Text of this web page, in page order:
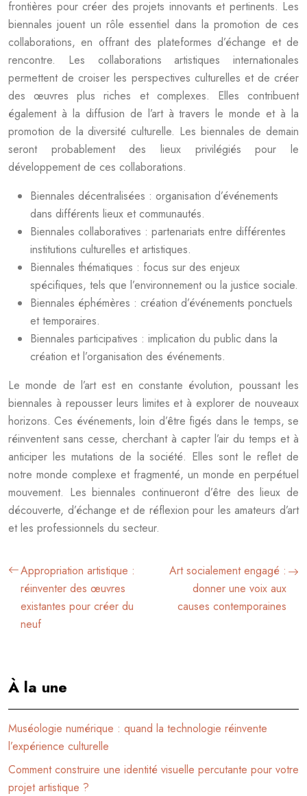
frontières pour créer des projets innovants et pertinents. Les
biennales jouent un rôle essentiel dans la promotion de ces
collaborations, en offrant des plateformes d’échange et de
rencontre. Les collaborations artistiques internationales
permettent de croiser les perspectives culturelles et de créer
des œuvres plus riches et complexes. Elles contribuent
également à la diffusion de l’art à travers le monde et à la
promotion de la diversité culturelle. Les biennales de demain
seront probablement des lieux privilégiés pour le
développement de ces collaborations.
Biennales décentralisées : organisation d’événements
dans différents lieux et communautés.
Biennales collaboratives : partenariats entre différentes
institutions culturelles et artistiques.
Biennales thématiques : focus sur des enjeux
spécifiques, tels que l’environnement ou la justice sociale.
Biennales éphémères : création d’événements ponctuels
et temporaires.
Biennales participatives : implication du public dans la
création et l’organisation des événements.
Le monde de l’art est en constante évolution, poussant les
biennales à repousser leurs limites et à explorer de nouveaux
horizons. Ces événements, loin d’être figés dans le temps, se
réinventent sans cesse, cherchant à capter l’air du temps et à
anticiper les mutations de la société. Elles sont le reflet de
notre monde complexe et fragmenté, un monde en perpétuel
mouvement. Les biennales continueront d’être des lieux de
découverte, d’échange et de réflexion pour les amateurs d’art
et les professionnels du secteur.
Appropriation artistique :
réinventer des œuvres
existantes pour créer du
neuf
Art socialement engagé :
donner une voix aux
causes contemporaines
À la une
Muséologie numérique : quand la technologie réinvente
l’expérience culturelle
Comment construire une identité visuelle percutante pour votre
projet artistique ?